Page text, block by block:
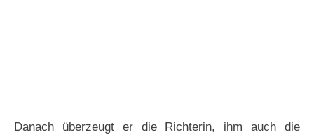
Danach überzeugt er die Richterin, ihm auch die